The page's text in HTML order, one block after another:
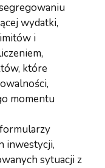
wydatki,
i
które
momentu
inwestycji,
sytuacji z